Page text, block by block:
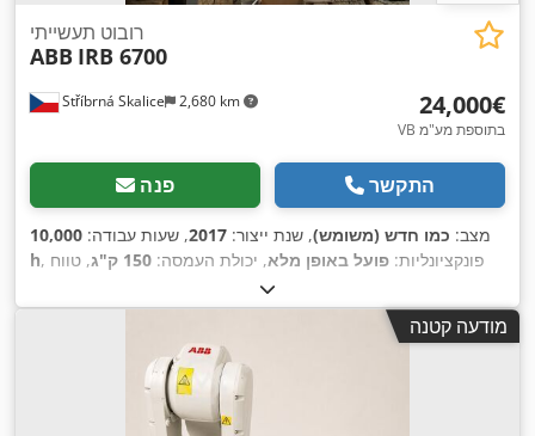
Stříbrná Skalice 2,680 km
רובוט תעשייתי
ABB IRB 6700
‏24,000 ‏€
VB בתוספת מע"מ
פנה התקשר
מצב: כמו חדש (משומש), שנת ייצור: 2017, שעות עבודה: 10,000
h
, פונקציונליות: פועל באופן מלא, יכולת העמסה: 150 ק"ג
, טווח
מודעה קטנה